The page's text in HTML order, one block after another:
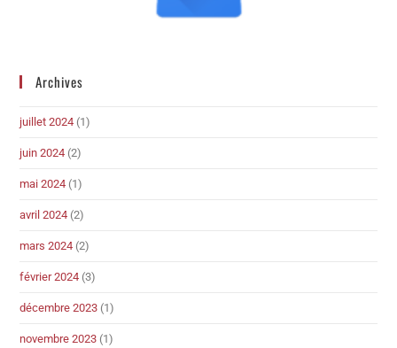
Archives
juillet 2024 (1)
juin 2024 (2)
mai 2024 (1)
avril 2024 (2)
mars 2024 (2)
février 2024 (3)
décembre 2023 (1)
novembre 2023 (1)